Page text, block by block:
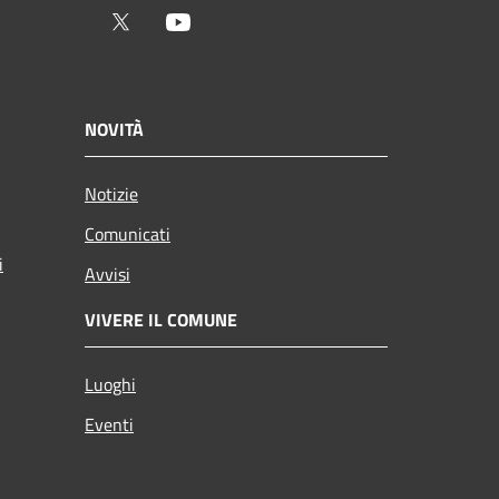
Twitter
NOVITÀ
Notizie
Comunicati
Avvisi
VIVERE IL COMUNE
Luoghi
Eventi